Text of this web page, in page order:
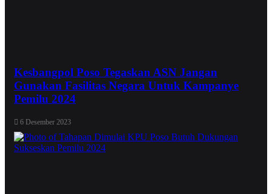
Kesbangpol Poso Tegaskan ASN Jangan
Gunakan Fasilitas Negara Untuk Kampanye
Pemilu 2024
6 Desember 2023